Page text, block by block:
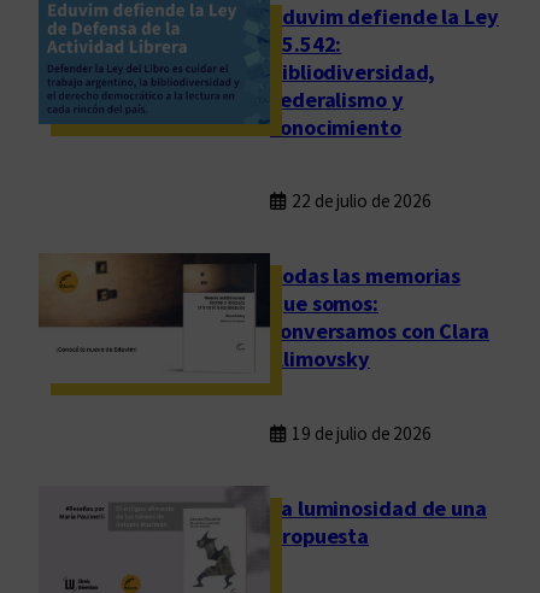
Eduvim defiende la Ley
25.542:
bibliodiversidad,
federalismo y
conocimiento
22 de julio de 2026
Todas las memorias
que somos:
conversamos con Clara
Klimovsky
19 de julio de 2026
La luminosidad de una
propuesta